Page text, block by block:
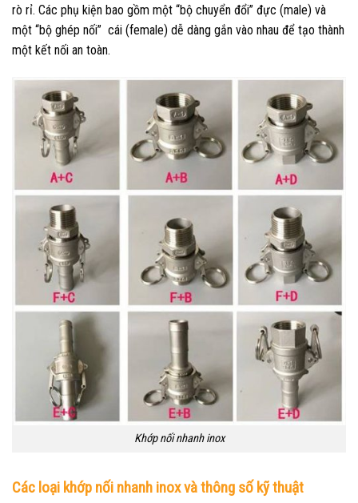
rò rỉ. Các phụ kiện bao gồm một “bộ chuyển đổi” đực (male) và
một “bộ ghép nối” cái (female) dễ dàng gắn vào nhau để tạo thành
một kết nối an toàn.
Khớp nối nhanh inox
Các loại khớp nối nhanh inox và thông số kỹ thuật